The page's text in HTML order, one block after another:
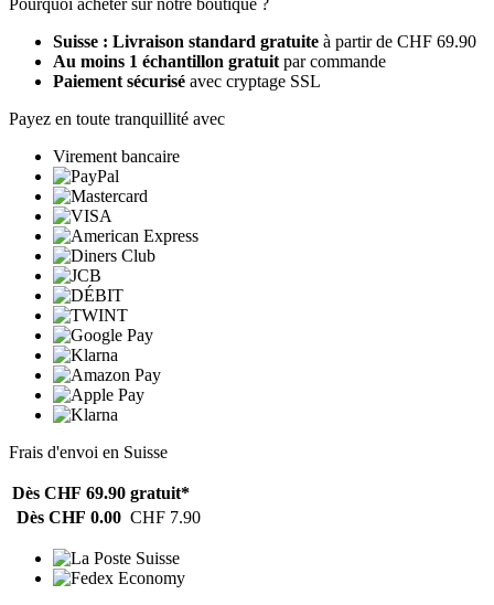
Pourquoi acheter sur notre boutique ?
Suisse : Livraison standard gratuite à partir de CHF 69.90
Au moins 1 échantillon gratuit par commande
Paiement sécurisé avec cryptage SSL
Payez en toute tranquillité avec
Virement bancaire
Frais d'envoi en Suisse
Dès CHF 69.90 gratuit*
Dès CHF 0.00 CHF 7.90